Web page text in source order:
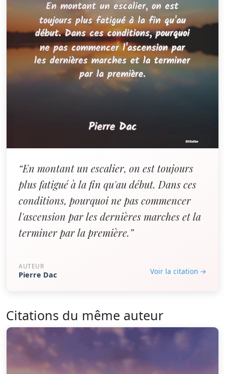
“En montant un escalier, on est toujours
plus fatigué à la fin qu'au début. Dans ces
conditions, pourquoi ne pas commencer
l'ascension par les dernières marches et la
terminer par la première.”
AUTEUR
Pierre Dac Voir la citation →
Citations du même auteur